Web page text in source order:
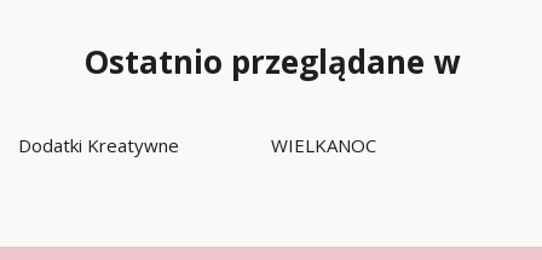
Ostatnio przeglądane w
Dodatki Kreatywne WIELKANOC